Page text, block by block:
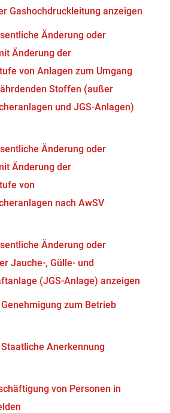
Gashochdruckleitung anzeigen
Änderung oder
Änderung der
von Anlagen zum Umgang
Stoffen (außer
und JGS-Anlagen)
Änderung oder
Änderung der
von
nach AwSV
Änderung oder
Jauche-, Gülle- und
(JGS-Anlage) anzeigen
zum Betrieb
Anerkennung
von Personen in